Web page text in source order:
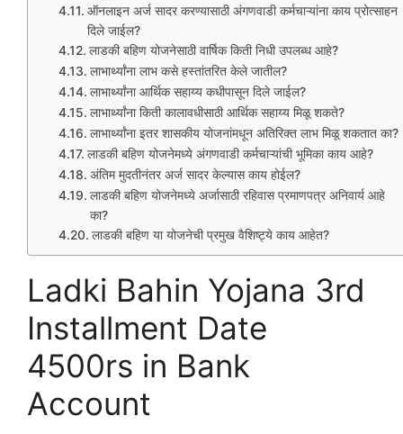
ऑनलाइन अर्ज सादर करण्यासाठी अंगणवाडी कर्मचाऱ्यांना काय प्रोत्साहन
दिले जाईल?
लाडकी बहिण योजनेसाठी वार्षिक किती निधी उपलब्ध आहे?
लाभार्थ्यांना लाभ कसे हस्तांतरित केले जातील?
लाभार्थ्यांना आर्थिक सहाय्य कधीपासून दिले जाईल?
लाभार्थ्यांना किती कालावधीसाठी आर्थिक सहाय्य मिळू शकते?
लाभार्थ्यांना इतर शासकीय योजनांमधून अतिरिक्त लाभ मिळू शकतात का?
लाडकी बहिण योजनेमध्ये अंगणवाडी कर्मचाऱ्यांची भूमिका काय आहे?
अंतिम मुदतीनंतर अर्ज सादर केल्यास काय होईल?
लाडकी बहिण योजनेमध्ये अर्जासाठी रहिवास प्रमाणपत्र अनिवार्य आहे
का?
लाडकी बहिण या योजनेची प्रमुख वैशिष्ट्ये काय आहेत?
Ladki Bahin Yojana 3rd
Installment Date
4500rs in Bank
Account